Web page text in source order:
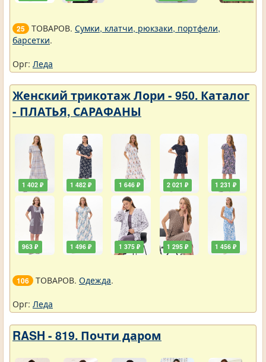
25 ТОВАРОВ. Сумки, клатчи, рюкзаки, портфели,
барсетки.
Орг: Леда
Женский трикотаж Лори - 950. Каталог
- ПЛАТЬЯ, САРАФАНЫ
1 402 ₽
963 ₽
1 482 ₽
1 496 ₽
1 646 ₽
1 375 ₽
2 021 ₽
1 295 ₽
1 231 ₽
1 456 ₽
106 ТОВАРОВ. Одежда.
Орг: Леда
RASH - 819. Почти даром